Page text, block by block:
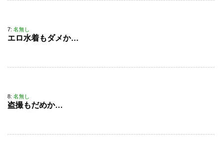
7: 名無し
エロ水着もダメか…
8: 名無し
盗撮もだめか…